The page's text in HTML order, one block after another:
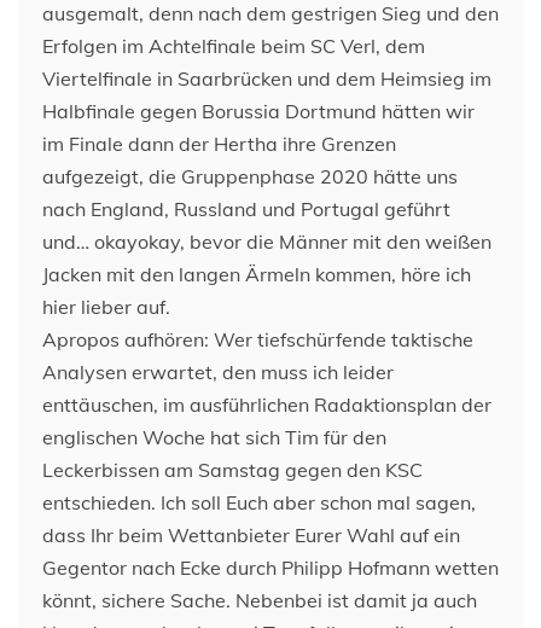
ausgemalt, denn nach dem gestrigen Sieg und den
Erfolgen im Achtelfinale beim SC Verl, dem
Viertelfinale in Saarbrücken und dem Heimsieg im
Halbfinale gegen Borussia Dortmund hätten wir
im Finale dann der Hertha ihre Grenzen
aufgezeigt, die Gruppenphase 2020 hätte uns
nach England, Russland und Portugal geführt
und… okayokay, bevor die Männer mit den weißen
Jacken mit den langen Ärmeln kommen, höre ich
hier lieber auf.
Apropos aufhören: Wer tiefschürfende taktische
Analysen erwartet, den muss ich leider
enttäuschen, im ausführlichen Radaktionsplan der
englischen Woche hat sich Tim für den
Leckerbissen am Samstag gegen den KSC
entschieden. Ich soll Euch aber schon mal sagen,
dass Ihr beim Wettanbieter Eurer Wahl auf ein
Gegentor nach Ecke durch Philipp Hofmann wetten
könnt, sichere Sache. Nebenbei ist damit ja auch